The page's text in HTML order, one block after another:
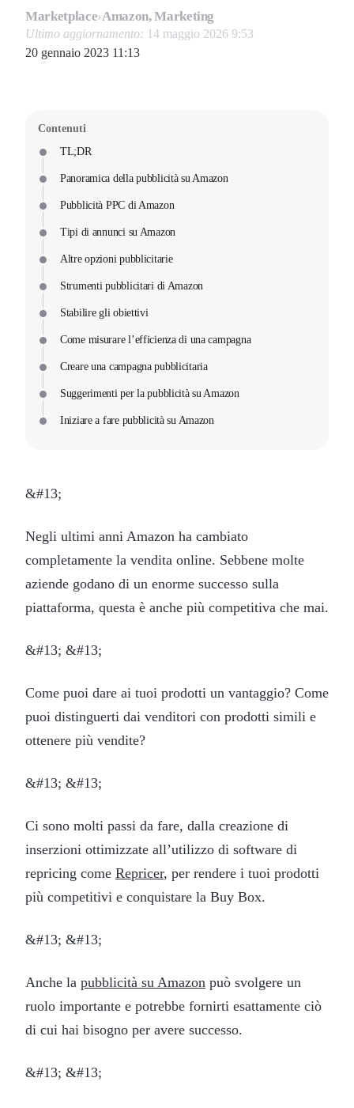
Marketplace›Amazon, Marketing
Ultimo aggiornamento: 14 maggio 2026 9:53
20 gennaio 2023 11:13
Contenuti
TL;DR
Panoramica della pubblicità su Amazon
Pubblicità PPC di Amazon
Tipi di annunci su Amazon
Altre opzioni pubblicitarie
Strumenti pubblicitari di Amazon
Stabilire gli obiettivi
Come misurare l’efficienza di una campagna
Creare una campagna pubblicitaria
Suggerimenti per la pubblicità su Amazon
Iniziare a fare pubblicità su Amazon
&#13;
Negli ultimi anni Amazon ha cambiato
completamente la vendita online. Sebbene molte
aziende godano di un enorme successo sulla
piattaforma, questa è anche più competitiva che mai.
&#13; &#13;
Come puoi dare ai tuoi prodotti un vantaggio? Come
puoi distinguerti dai venditori con prodotti simili e
ottenere più vendite?
&#13; &#13;
Ci sono molti passi da fare, dalla creazione di
inserzioni ottimizzate all’utilizzo di software di
repricing come Repricer, per rendere i tuoi prodotti
più competitivi e conquistare la Buy Box.
&#13; &#13;
Anche la pubblicità su Amazon può svolgere un
ruolo importante e potrebbe fornirti esattamente ciò
di cui hai bisogno per avere successo.
&#13; &#13;